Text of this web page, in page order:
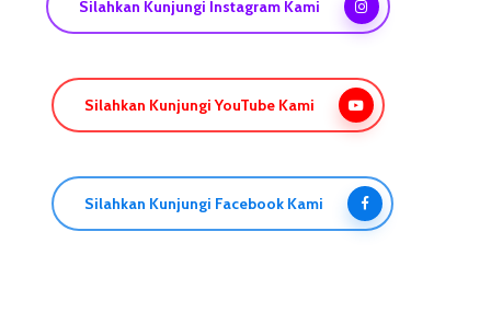
Silahkan Kunjungi Instagram Kami
Silahkan Kunjungi YouTube Kami
Silahkan Kunjungi Facebook Kami